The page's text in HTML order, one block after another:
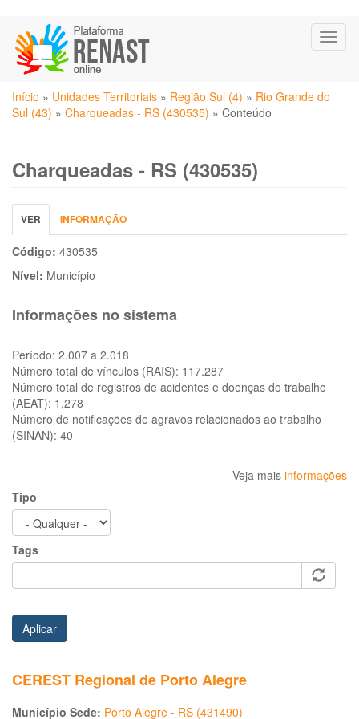
para
conteúdo
principal
Você
está
Início » Unidades Territoriais » Região Sul (4) » Rio Grande do
Sul (43) » Charqueadas - RS (430535) » Conteúdo
Charqueadas - RS (430535)
Abas
primárias
VER (ABA
ATIVA)
INFORMAÇÃO
Código: 430535
Nível: Município
Informações no sistema
Período: 2.007 a 2.018
Número total de vínculos (RAIS): 117.287
Número total de registros de acidentes e doenças do trabalho
(AEAT): 1.278
Número de notificações de agravos relacionados ao trabalho
(SINAN): 40
Veja mais informações
Tipo
Tags
Aplicar
CEREST Regional de Porto Alegre
Município Sede: Porto Alegre - RS (431490)